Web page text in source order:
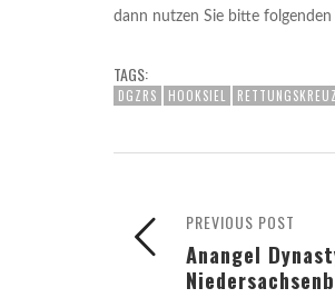
dann nutzen Sie bitte folgenden
TAGS:
DGZRS HOOKSIEL
PREVIOUS POST
Anangel